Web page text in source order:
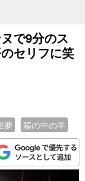
で9分のス
セリフに笑
夢 箱の中の羊